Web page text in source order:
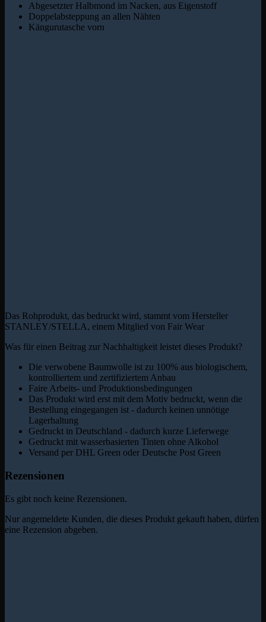
Abgesetzter Halbmond im Nacken, aus Eigenstoff
Doppelabsteppung an allen Nähten
Kängurutasche vorn
Das Rohprodukt, das bedruckt wird, stammt vom Hersteller
STANLEY/STELLA, einem Mitglied von Fair Wear
Was für einen Beitrag zur Nachhaltigkeit leistet dieses Produkt?
Die verwobene Baumwolle ist zu 100% aus biologischem,
kontrolliertem und zertifiziertem Anbau
Faire Arbeits- und Produktionsbedingungen
Das Produkt wird erst mit dem Motiv bedruckt, wenn die
Bestellung eingegangen ist - dadurch keinen unnötige
Lagerhaltung
Gedruckt in Deutschland - dadurch kurze Lieferwege
Gedruckt mit wasserbasierten Tinten ohne Alkohol
Versand per DHL Green oder Deutsche Post Green
Rezensionen
Es gibt noch keine Rezensionen.
Nur angemeldete Kunden, die dieses Produkt gekauft haben, dürfen
eine Rezension abgeben.